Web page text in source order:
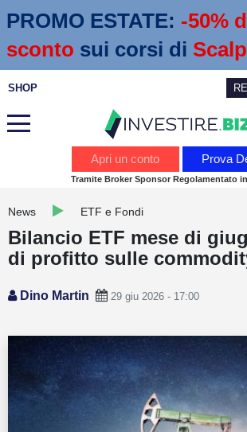
PROMO ESTATE: -50%
sconto sui corsi di
SHOP
Calendario economico
Webinar
Education
Guide
Quotazioni
Apri un conto Prova
Tramite Broker Sponsor Regolamentato
News ETF e Fondi
Bilancio ETF mese di
di profitto sulle
Dino Martin 29 giu 2026 - 17:00